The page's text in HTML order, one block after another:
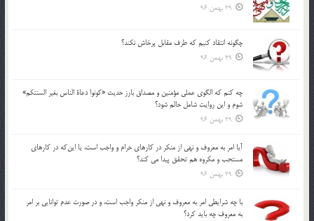
29 بهمن 96
چگونه انتقاد كنيم كه طرف مقابل پرخاش نكند؟
29 بهمن 96
چه كنم كه الگوي عملي مؤمنين و مصداق بارز حديث «كونوا دعاة الناس بغير السنتكم»
شوم و اين روايت شامل حالم شود؟
29 بهمن 96
آيا امر به معروف و نهي از منكر در كارهاي حرام و واجب است، يا اين‌كه در كارهاي
مستحب و مكروه هم تحقق پيدا مي كند؟
29 بهمن 96
با چه شرايطي امر به معروف و نهي از منکر واجب است، و در صورت عدم توانايي بر امر
به معروف چه بايد کرد؟